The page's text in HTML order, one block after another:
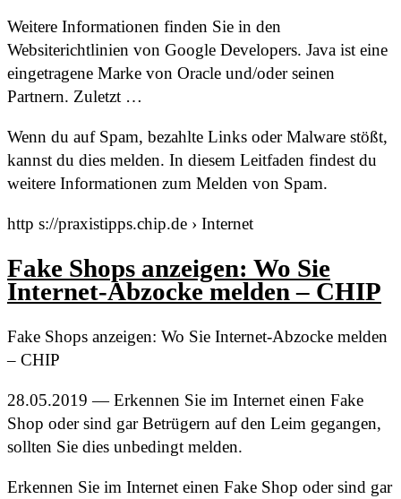
Weitere Informationen finden Sie in den
Websiterichtlinien von Google Developers. Java ist eine
eingetragene Marke von Oracle und/oder seinen
Partnern. Zuletzt …
Wenn du auf Spam, bezahlte Links oder Malware stößt,
kannst du dies melden. In diesem Leitfaden findest du
weitere Informationen zum Melden von Spam.
http s://praxistipps.chip.de › Internet
Fake Shops anzeigen: Wo Sie
Internet-Abzocke melden – CHIP
Fake Shops anzeigen: Wo Sie Internet-Abzocke melden
– CHIP
28.05.2019 — Erkennen Sie im Internet einen Fake
Shop oder sind gar Betrügern auf den Leim gegangen,
sollten Sie dies unbedingt melden.
Erkennen Sie im Internet einen Fake Shop oder sind gar